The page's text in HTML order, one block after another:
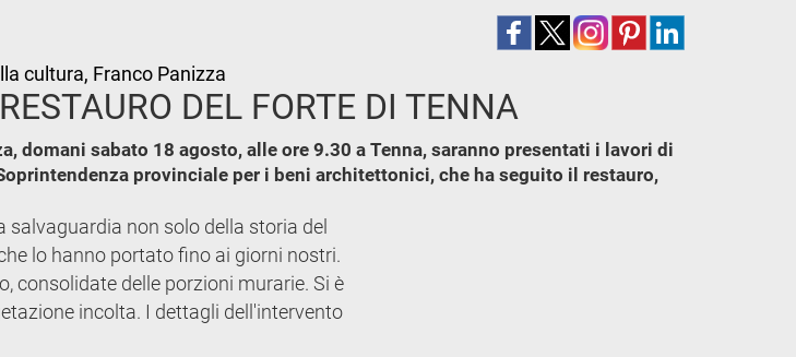
cultura, Franco Panizza
DEL FORTE DI TENNA
domani sabato 18 agosto, alle ore 9.30 a Tenna, saranno presentati i lavori di
provinciale per i beni architettonici, che ha seguito il restauro,
non solo della storia del
lo hanno portato fino ai giorni nostri.
consolidate delle porzioni murarie. Si è
incolta. I dettagli dell'intervento